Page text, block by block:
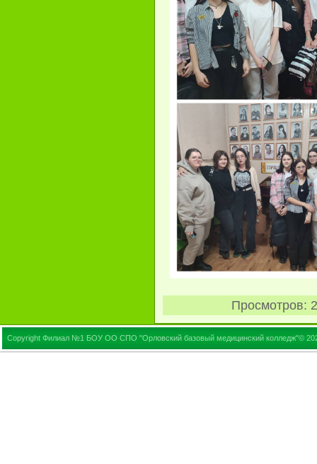
Просмотров:
Copyright Филиал №1 БОУ ОО СПО "Орловский базовый медицинский колледж"©